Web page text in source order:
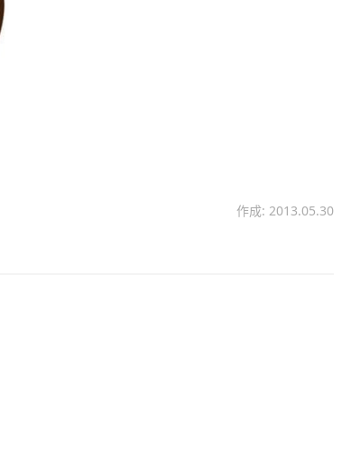
作成: 2013.05.30